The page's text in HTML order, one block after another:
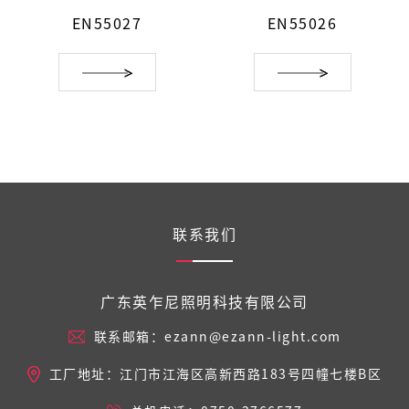
EN55026 EN55025
联系我们
广东英乍尼照明科技有限公司
联系邮箱：ezann@ezann-light.com
工厂地址：江门市江海区高新西路183号四幢七楼B区